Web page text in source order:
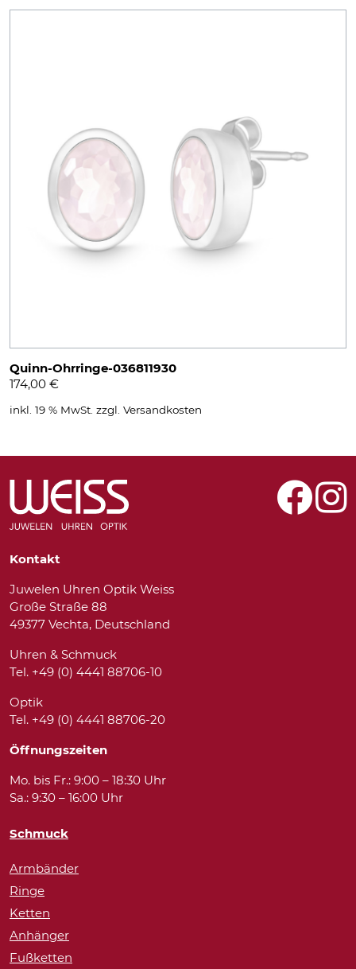
Quinn-Ohrringe-036811930
174,00 €
inkl. 19 % MwSt. zzgl. Versandkosten
Kontakt
Juwelen Uhren Optik Weiss
Große Straße 88
49377 Vechta, Deutschland
Uhren & Schmuck
Tel. +49 (0) 4441 88706-10
Optik
Tel. +49 (0) 4441 88706-20
Öffnungszeiten
Mo. bis Fr.: 9:00 – 18:30 Uhr
Sa.: 9:30 – 16:00 Uhr
Schmuck
Armbänder
Ringe
Ketten
Anhänger
Fußketten